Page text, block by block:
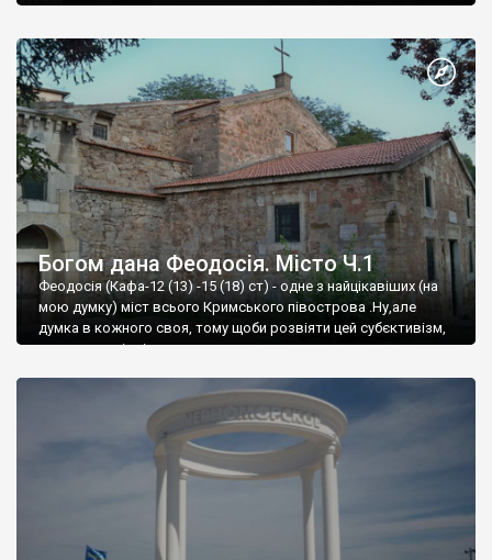
Богом дана Феодосія. Місто Ч.1
Феодосія (Кафа-12 (13) -15 (18) ст) - одне з найцікавіших (на
мою думку) міст всього Кримського півострова .Ну,але
думка в кожного своя, тому щоби розвіяти цей субєктивізм,
запрошую відвідати це